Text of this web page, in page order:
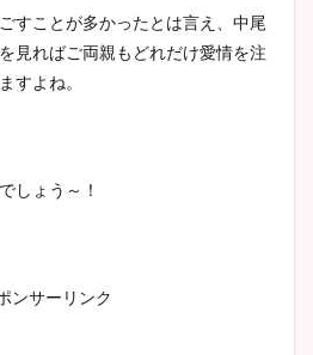
すことが多かったとは言え、中尾
見ればご両親もどれだけ愛情を注
すよね。
しょう～！
ンサーリンク